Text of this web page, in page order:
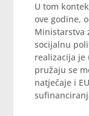
U tom
ove godine,
Ministarstva
socijalnu
realizacija
pružaju se
natječaje i